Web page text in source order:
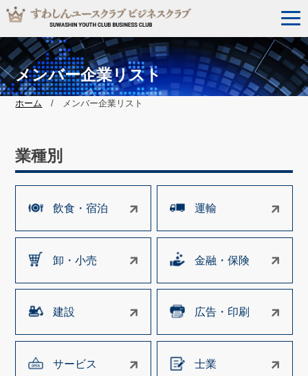
メンバー企業リスト
ホーム / メンバー企業リスト
業種別
飲食・宿泊 運輸
卸・小売 金融・保険
建設 広告・印刷
サービス 士業